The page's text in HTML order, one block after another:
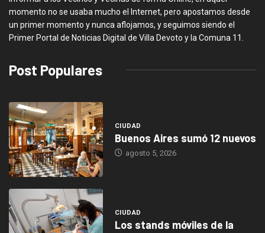
momento no se usaba mucho el Internet, pero apostamos desde
un primer momento y nunca aflojamos, y seguimos siendo el
Primer Portal de Noticias Digital de Villa Devoto y la Comuna 11.
Post Populares
CIUDAD
Buenos Aires sumó 12 nuevos
agosto 5, 2026
CIUDAD
Los stands móviles de la